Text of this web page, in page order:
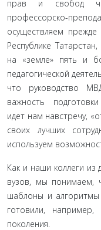
прав и свобод
профессор­ско-
осуществляем
Республике
на «земле» пять и
педагогической
что руководство
важность
идет нам навстречу,
своих лучших
используем
Как и наши коллеги из
вузов, мы понимаем,
шаблоны и алгоритмы
гото­вили, например,
поколения.